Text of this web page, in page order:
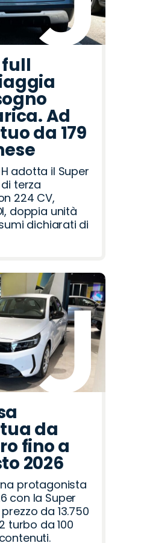
full
Ad
da 179
adotta il Super
terza
224 CV,
doppia unità
dichiarati di
da
fino a
2026
protagonista
con la Super
da 13.750
turbo da 100